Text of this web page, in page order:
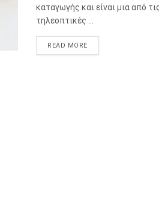
καταγωγής και είναι μια από
τηλεοπτικές ...
READ MORE